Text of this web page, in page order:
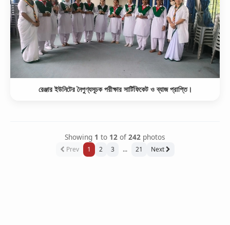
রেঞ্জার ইউনিটের নৈপুণ্যসূচক পরীক্ষার সার্টিফিকেট ও ব্যাজ প্রাপ্তি।
Showing 1 to 12 of 242 photos
Prev 1 2 3 ... 21 Next